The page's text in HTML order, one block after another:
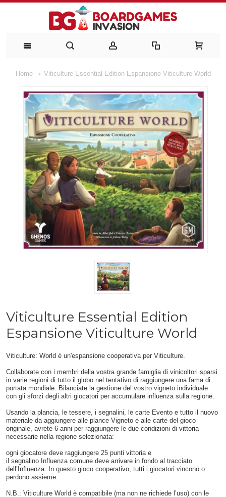
Home Viticulture Essential Edition Espansione Viticulture World
Viticulture Essential Edition
Espansione Viticulture World
Viticulture: World è un'espansione cooperativa per Viticulture.
Collaborate con i membri della vostra grande famiglia di vinicoltori sparsi
in varie regioni di tutto il globo nel tentativo di raggiungere una fama di
portata mondiale. Bilanciate la gestione del vostro vigneto individuale
con gli sforzi degli altri giocatori per accumulare influenza sulla regione.
Usando la plancia, le tessere, i segnalini, le carte Evento e tutto il nuovo
materiale da aggiungere alle plance Vigneto e alle carte del gioco
originale, avrete 6 anni per raggiungere le due condizioni di vittoria
necessarie nella regione selezionata:
ogni giocatore deve raggiungere 25 punti vittoria e
il segnalino Influenza comune deve arrivare in fondo al tracciato
dell’Influenza. In questo gioco cooperativo, tutti i giocatori vincono o
perdono assieme.
N.B.: Viticulture World è compatibile (ma non ne richiede l’uso) con le